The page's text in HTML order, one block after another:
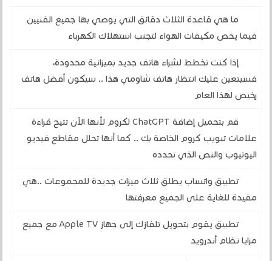
ما هي قاعدة الثلاث دقائق التي يوصي بها جميع الفنيين
فيما يخص مكيفات الهواء لتجنب استهلاك الكهرباء
إذا كنت تخطط لشراء هاتف جديد بميزانية محدودة،
فسيتعين عليك انتظار هاتف شاومي هذا .. سيكون أفضل هاتف
رخيص لهذا العام
قم بتحميل إضافة ChatGPT لكروم لأنها الآن تتيح قراءة
علامات تبويب كروم الخاصة بك .. كما أنها تحلل مقاطع فيديو
اليوتيوب والنص الذي تحدده
تطبيق واتساب يطلق ثلاث ميزات جديدة للمجموعات ..هي
مفيدة للغاية على الجميع معرفتها
تطبيق يقوم بتحويل تلفازك إلى جهاز Apple TV مع جميع
مزايا نظام أندرويد